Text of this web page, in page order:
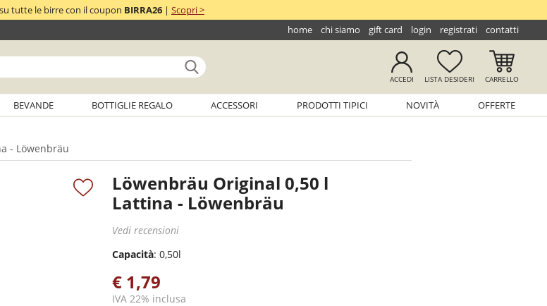
tutte le birre con il coupon BIRRA26| Scopri >
home chi siamo gift card login registrati contatti
ACCEDI LISTADESIDERI CARRELLO
BEVANDE BOTTIGLIE REGALO ACCESSORI PRODOTTI TIPICI NOVITÀ OFFERTE
- Löwenbräu
Löwenbräu Original 0,50 l
Lattina - Löwenbräu
Vedi recensioni
Capacità: 0,50l
€ 1,79
IVA 22% inclusa